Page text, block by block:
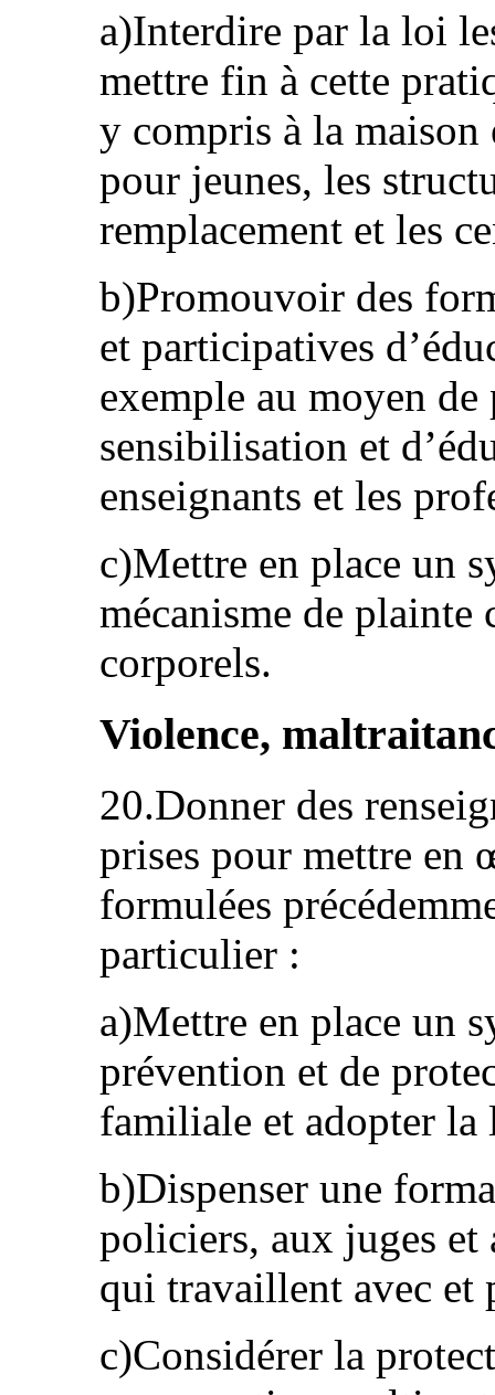
a)Interdire par la loi
mettre fin à cette
y compris à la maison
pour jeunes, les
remplacement et les
b)Promouvoir des
et participatives
exemple au moyen de
sensibilisation et
enseignants et les
c)Mettre en place un
mécanisme de plainte
corporels.
Violence,
20.Donner des
prises pour mettre en
formulées
particulier :
a)Mettre en place un
prévention et de
familiale et adopter la
b)Dispenser une
policiers, aux juges et
qui travaillent avec et
c)Considérer la